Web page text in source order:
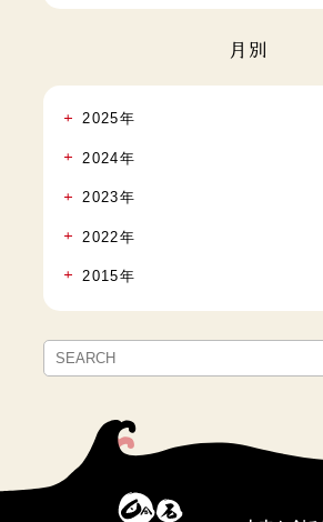
月別
2025年
2024年
2023年
2022年
2015年